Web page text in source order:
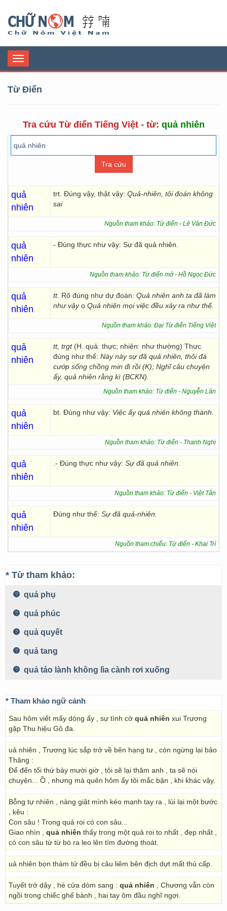
Toggle
navigation
Từ Điển
Tra cứu Từ điển Tiếng Việt - từ: quả nhiên
quả
nhiên
trt. Đúng vậy, thật vậy: Quả-nhiên, tôi đoán không
sai
Nguồn tham khảo: Từ điển - Lê Văn Đức
quả
nhiên
- Đúng thực như vậy: Sự đã quả nhiên.
Nguồn tham khảo: Từ điển mở - Hồ Ngọc Đức
quả
nhiên
tt. Rõ đúng như dự đoán: Quả nhiên anh ta đã làm
như vậyo Quả nhiên mọi việc đều xảy ra như thế.
Nguồn tham khảo: Đại Từ điển Tiếng Việt
quả
nhiên
tt, trgt (H. quả: thực; nhiên: như thường) Thực
đúng như thế: Này này sự đã quả nhiên, thôi đà
cướp sống chồng min đi rồi (K); Nghĩ câu chuyện
ấy, quả nhiên rằng kì (BCKN).
Nguồn tham khảo: Từ điển - Nguyễn Lân
quả
nhiên
bt. Đúng như vậy: Việc ấy quả nhiên không thành.
Nguồn tham khảo: Từ điển - Thanh Nghị
quả
nhiên
.- Đúng thực như vậy: Sự đã quả nhiên.
Nguồn tham khảo: Từ điển - Việt Tân
quả
nhiên
Đúng như thế: Sự đã quả-nhiên.
Nguồn tham chiếu: Từ điển - Khai Trí
* Từ tham khảo:
quả phụ
quả phúc
quả quyết
quả tang
quả táo lành không lìa cành rơi xuống
* Tham khảo ngữ cảnh
Sau hôm viết mấy dòng ấy , sự tình cờ quả nhiên xui Trương
gặp Thu hiệu Gô đa.
uả nhiên , Trương lúc sắp trở về bên hạng tư , còn ngừng lại bảo
Thăng :
Để đến tối thứ bảy mười giờ , tôi sẽ lại thăm anh , ta sẽ nói
chuyện... Ồ , nhưng mà quên hôm ấy tôi mắc bận , khi khác vậy.
Bỗng tự nhiên , nàng giật mình kéo mạnh tay ra , lùi lại một bước
, kêu :
Con sâu ! Trong quả roi có con sâu...
Giao nhìn , quả nhiên thấy trong một quả roi to nhất , đẹp nhất ,
có con sâu từ từ bò ra leo lên tìm đường thoát.
uả nhiên bọn thám tử đều bị câu liêm bên địch dựt mất thủ cấp.
Tuyết trở dậy , hé cửa dòm sang : quả nhiên , Chương vẫn còn
ngồi trong chiếc ghế bành , hai tay ôm đầu nghĩ ngợi.